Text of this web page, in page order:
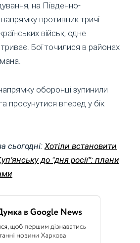
на Південно-
противник тричі
військ, одне
триває. Бої точилися в районах
оборонці зупинили
просунутися вперед у бік
сьогодні: Хотіли встановити
до "дня росії”: плани